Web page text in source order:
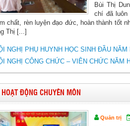
Bùi Thị
chí đã luôn
chất, rèn luyện đạo đức, hoàn thành tốt
Thị [...]
NGHỊ PHỤ HUYNH HỌC SINH ĐẦU NĂM
NGHỊ CÔNG CHỨC – VIÊN CHỨC NĂM
HOẠT ĐỘNG CHUYÊN MÔN
Quản trị